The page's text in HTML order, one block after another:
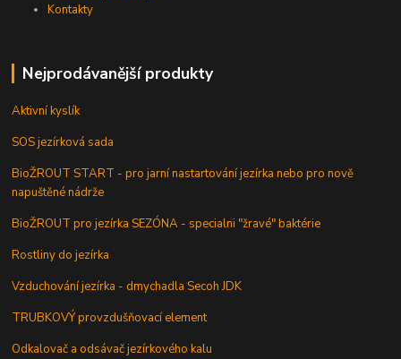
Kontakty
Nejprodávanější produkty
Aktivní kyslík
SOS jezírková sada
BioŽROUT START - pro jarní nastartování jezírka nebo pro nově
napuštěné nádrže
BioŽROUT pro jezírka SEZÓNA - specialni "žravé" baktérie
Rostliny do jezírka
Vzduchování jezírka - dmychadla Secoh JDK
TRUBKOVÝ provzdušňovací element
Odkalovač a odsávač jezírkového kalu